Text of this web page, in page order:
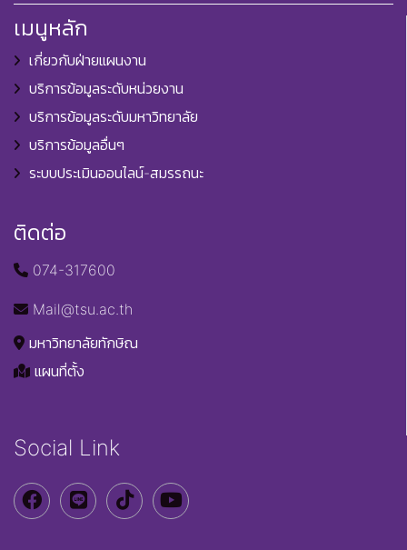
เมนูหลัก
เกี่ยวกับฝ่ายแผนงาน
บริการข้อมูลระดับหน่วยงาน
บริการข้อมูลระดับมหาวิทยาลัย
บริการข้อมูลอื่นๆ
ระบบประเมินออนไลน์-สมรรถนะ
ติดต่อ
074-317600
Mail@tsu.ac.th
มหาวิทยาลัยทักษิณ
แผนที่ตั้ง
Social Link